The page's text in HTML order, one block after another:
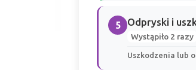
5 Odpryski i
Wystąpiło 2 razy
Uszkodzenia lub